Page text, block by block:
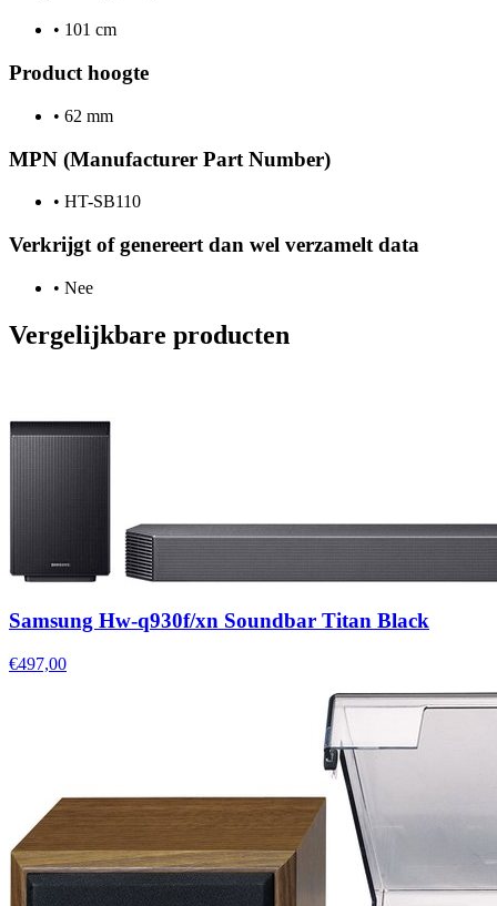
• 101 cm
Product hoogte
• 62 mm
MPN (Manufacturer Part Number)
• HT-SB110
Verkrijgt of genereert dan wel verzamelt data
• Nee
Vergelijkbare producten
Samsung Hw-q930f/xn Soundbar Titan Black
€497,00